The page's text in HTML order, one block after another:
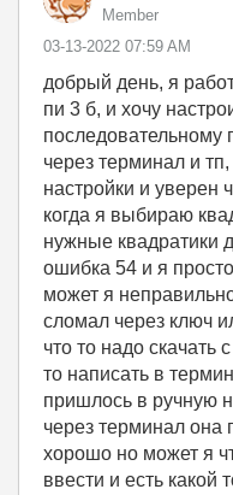
Member
‎03-13-2022 07:59 AM
добрый день, я
пи 3 б, и хочу
последовательному
через терминал и
настройки и уверен
когда я выбираю
нужные квадратики
ошибка 54 и я
может я
сломал через ключ
что то надо скачать
то написать в
пришлось в ручную
через терминал она
хорошо но может я
ввести и есть какой